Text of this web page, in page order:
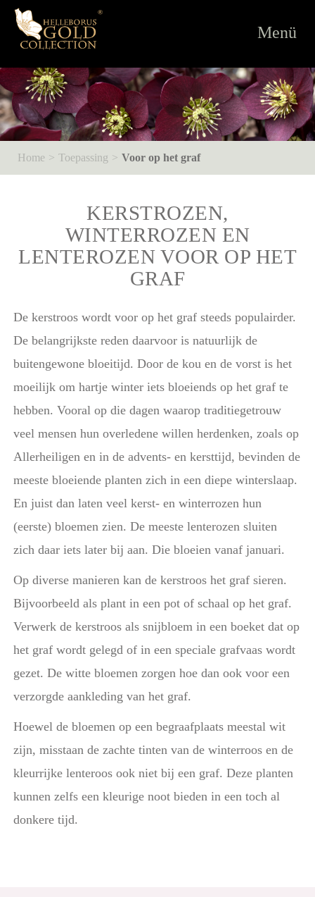
Toggle
Menü
Home Toepassing Voor op het graf
KERSTROZEN,
WINTERROZEN EN
LENTEROZEN VOOR OP HET
GRAF
De kerstroos wordt voor op het graf steeds populairder.
De belangrijkste reden daarvoor is natuurlijk de
buitengewone bloeitijd. Door de kou en de vorst is het
moeilijk om hartje winter iets bloeiends op het graf te
hebben. Vooral op die dagen waarop traditiegetrouw
veel mensen hun overledene willen herdenken, zoals op
Allerheiligen en in de advents- en kersttijd, bevinden de
meeste bloeiende planten zich in een diepe winterslaap.
En juist dan laten veel kerst- en winterrozen hun
(eerste) bloemen zien. De meeste lenterozen sluiten
zich daar iets later bij aan. Die bloeien vanaf januari.
Op diverse manieren kan de kerstroos het graf sieren.
Bijvoorbeeld als plant in een pot of schaal op het graf.
Verwerk de kerstroos als snijbloem in een boeket dat op
het graf wordt gelegd of in een speciale grafvaas wordt
gezet. De witte bloemen zorgen hoe dan ook voor een
verzorgde aankleding van het graf.
Hoewel de bloemen op een begraafplaats meestal wit
zijn, misstaan de zachte tinten van de winterroos en de
kleurrijke lenteroos ook niet bij een graf. Deze planten
kunnen zelfs een kleurige noot bieden in een toch al
donkere tijd.